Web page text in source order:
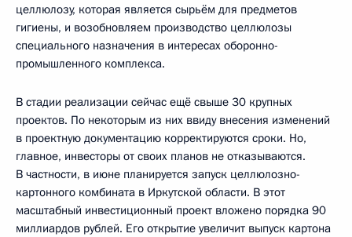
целлюлозу, которая является сырьём для предметов
гигиены, и возобновляем производство целлюлозы
специального назначения в интересах оборонно-
промышленного комплекса.
В стадии реализации сейчас ещё свыше 30 крупных
проектов. По некоторым из них ввиду внесения изменений
в проектную документацию корректируются сроки. Но,
главное, инвесторы от своих планов не отказываются.
В частности, в июне планируется запуск целлюлозно-
картонного комбината в Иркутской области. В этот
масштабный инвестиционный проект вложено порядка 90
миллиардов рублей. Его открытие увеличит выпуск картона